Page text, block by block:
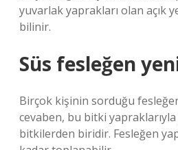
yuvarlak yaprakları olan açık
bilinir.
Süs fesleğen
Birçok kişinin sorduğu
cevaben, bu bitki
bitkilerden biridir. Fesleğen